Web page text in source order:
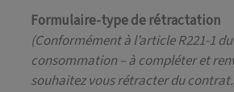
Formulaire-type de rétractation
(Conformément à l’article R221-1
consommation – à compléter et
souhaitez vous rétracter du